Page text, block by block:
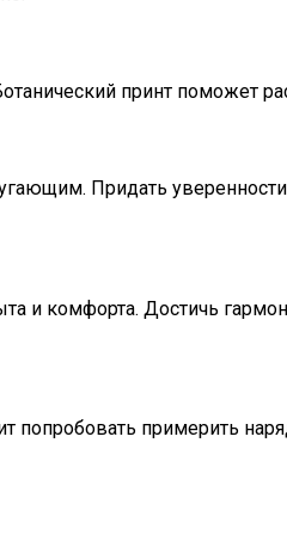
принт поможет
Придать
и комфорта. Достичь
попробовать примерить